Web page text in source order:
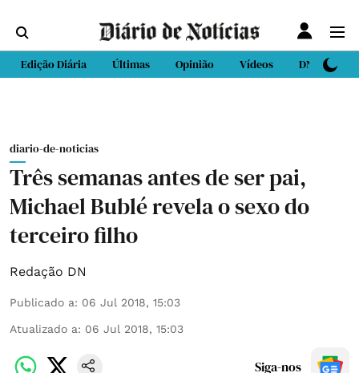
Edição Diária Últimas Opinião Vídeos DN Sport
diario-de-noticias
Três semanas antes de ser pai,
Michael Bublé revela o sexo do
terceiro filho
Redação DN
Publicado a: 06 Jul 2018, 15:03
Atualizado a: 06 Jul 2018, 15:03
Siga-nos